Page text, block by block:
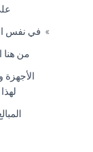
» في نفس
من هنا
الأجهزة